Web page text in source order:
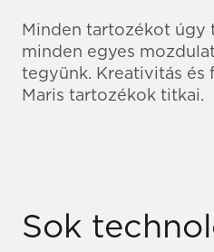
Minden tartozékot úgy
minden egyes
tegyünk. Kreativitás és
Maris tartozékok titkai.
Sok